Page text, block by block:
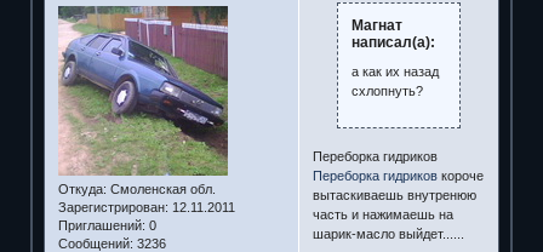
Откуда: Смоленская обл.
Зарегистрирован: 12.11.2011
Приглашений: 0
Сообщений: 3236
Магнат
написал(а):
а как их назад
схлопнуть?
Переборка гидриков
Переборка гидриковкороче
вытаскиваешь внутренюю
часть и нажимаешь на
шарик-масло выйдет......